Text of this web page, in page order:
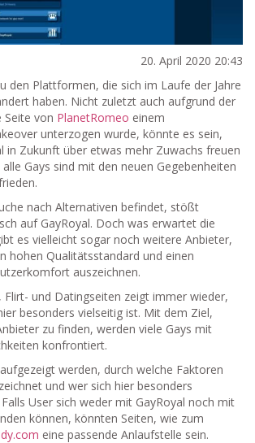
20. April 2020 20:43
den Plattformen, die sich im Laufe der Jahre
haben. Nicht zuletzt auch aufgrund der
Seite von PlanetRomeo einem
unterzogen wurde, könnte es sein,
in Zukunft über etwas mehr Zuwachs freuen
Gays sind mit den neuen Gegebenheiten
nach Alternativen befindet, stößt
auf GayRoyal. Doch was erwartet die
es vielleicht sogar noch weitere Anbieter,
hohen Qualitätsstandard und einen
auszeichnen.
Flirt- und Datingseiten zeigt immer wieder,
besonders vielseitig ist. Mit dem Ziel,
zu finden, werden viele Gays mit
konfrontiert.
werden, durch welche Faktoren
und wer sich hier besonders
User sich weder mit GayRoyal noch mit
können, könnten Seiten, wie zum
eine passende Anlaufstelle sein.